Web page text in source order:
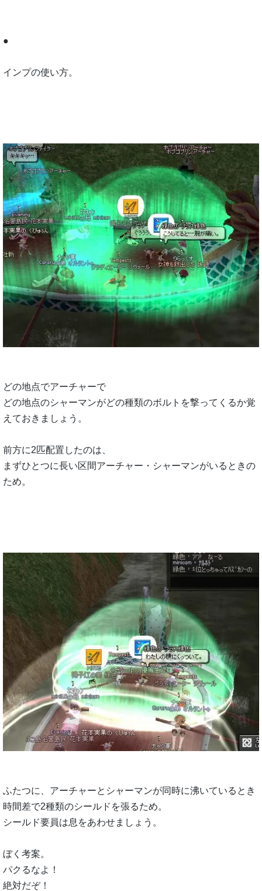
●
インプの使い方。
どの地点でアーチャーで
どの地点のシャーマンがどの種類のボルトを撃ってくるか覚
えておきましょう。
前方に2匹配置したのは、
まずひとつに長い区間アーチャー・シャーマンがいるときの
ため。
ふたつに、アーチャーとシャーマンが同時に沸いているとき
時間差で2種類のシールドを張るため。
シールド要員は息をあわせましょう。
ぼく考案。
パクるなよ！
絶対だぞ！